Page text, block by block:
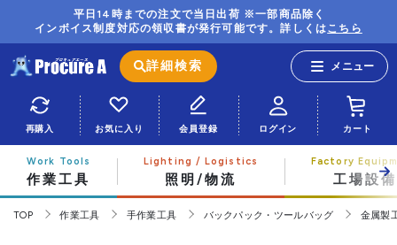
平日14時までの注文で当日出荷 ※一部商品除く
インボイス制度対応の領収書が発行可能です。詳しくはこちら
詳細検索
再購入 お気に入り 会員登録 ログイン カート
作業工具 照明/物流 工場設備
TOP 作業工具 手作業工具 バックパック・ツールバッグ 金属製